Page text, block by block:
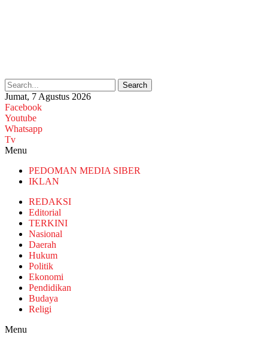
Search
Jumat, 7 Agustus 2026
Facebook
Youtube
Whatsapp
Tv
Menu
PEDOMAN MEDIA SIBER
IKLAN
REDAKSI
Editorial
TERKINI
Nasional
Daerah
Hukum
Politik
Ekonomi
Pendidikan
Budaya
Religi
Menu